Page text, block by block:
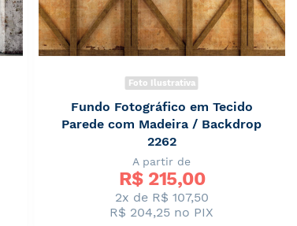
Foto Ilustrativa
Fundo Fotográfico em Tecido
Parede com Madeira / Backdrop
2262
A partir de
R$ 215,00
2x de R$ 107,50
R$ 204,25 no PIX